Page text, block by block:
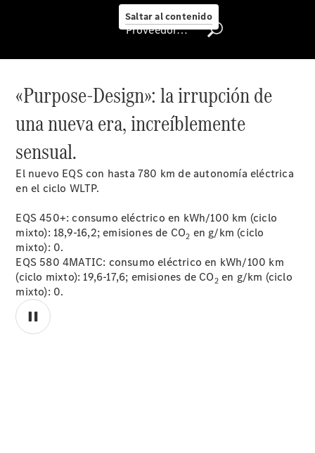
Saltar al contenido
Llamadas a
Asistencia
Recambios,
Accesorios
& Boutique
Centro
Contacto
con el taller
Reparación
Certificados y
Atención al
Cliente
Proveedor/Protección de datos
«Purpose-Design»: la irrupción de
una nueva era, increíblemente
sensual.
El nuevo EQS con hasta 780 km de autonomía eléctrica
en el ciclo WLTP.
EQS 450+: consumo eléctrico en kWh/100 km (ciclo
mixto): 18,9-16,2; emisiones de CO2 en g/km (ciclo
mixto): 0.
EQS 580 4MATIC: consumo eléctrico en kWh/100 km
(ciclo mixto): 19,6-17,6; emisiones de CO2en g/km (ciclo
mixto): 0.